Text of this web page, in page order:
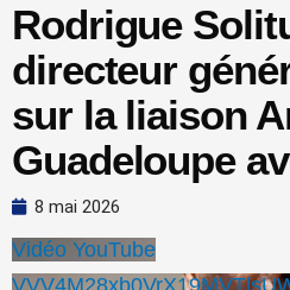
Rodrigue
directeur
sur la liaison
Guadeloupe
8 mai 2026
Vidéo YouTube